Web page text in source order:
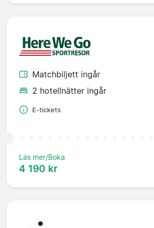
Matchbiljett ingår
2 hotellnätter ingår
E-tickets
Läs mer/Boka
4 190 kr